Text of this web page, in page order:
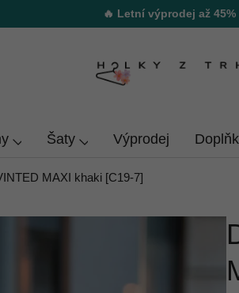
🔥 Letní výprodej až 45%
Šaty Výprodej
MAXI khaki [C19-7]